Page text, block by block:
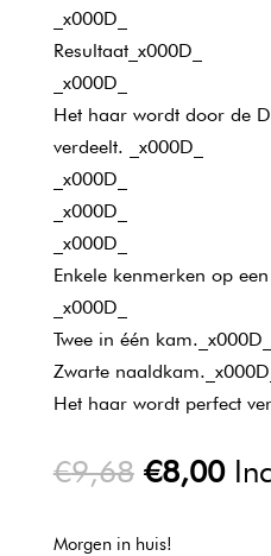
_x000D_
Resultaat_x000D_
_x000D_
Het haar wordt door de
verdeelt. _x000D_
_x000D_
_x000D_
_x000D_
Enkele kenmerken op een
_x000D_
Twee in één kam._x000D_
Zwarte naaldkam._x000D_
Het haar wordt perfect
€9,68
was:
€8,00
Morgen in huis!